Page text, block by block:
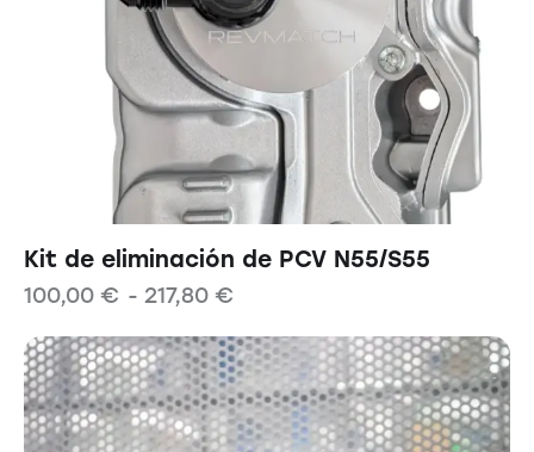
Kit de eliminación de PCV N55/S55
100,00 € - 217,80 €